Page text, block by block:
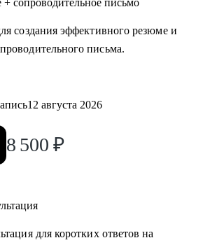
+ сопроводительное письмо
создания эффективного резюме и
письма.
12 августа 2026
8 500 ₽
для коротких ответов на